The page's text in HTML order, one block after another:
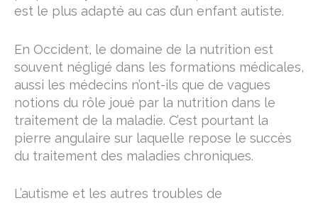
est le plus adapté au cas d’un enfant autiste.
En Occident, le domaine de la nutrition est
souvent négligé dans les formations médicales,
aussi les médecins n’ont-ils que de vagues
notions du rôle joué par la nutrition dans le
traitement de la maladie. C’est pourtant la
pierre angulaire sur laquelle repose le succès
du traitement des maladies chroniques.
L’autisme et les autres troubles de